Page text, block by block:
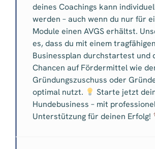
deines Coachings kann
werden – auch wenn du nur für
Module einen AVGS erhältst.
es, dass du mit einem tragfähigen
Businessplan durchstartest und
Chancen auf Fördermittel wie
Gründungszuschuss oder
optimal nutzt.
Starte jetzt
Hundebusiness – mit
Unterstützung für deinen Erfolg!